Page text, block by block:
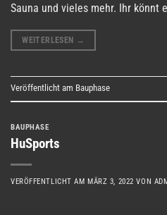
Sauna und vieles mehr. Ihr könnt
WEITERLESEN →
Veröffentlicht am Bauphase
BAUPHASE
HuSports
VERÖFFENTLICHT AMMÄRZ 3, 2022 VON